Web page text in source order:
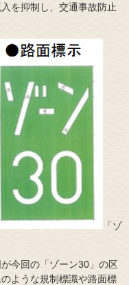
を抑制し、交通事故防止
「ゾ
今回の「ゾーン30」の区
ような規制標識や路面標